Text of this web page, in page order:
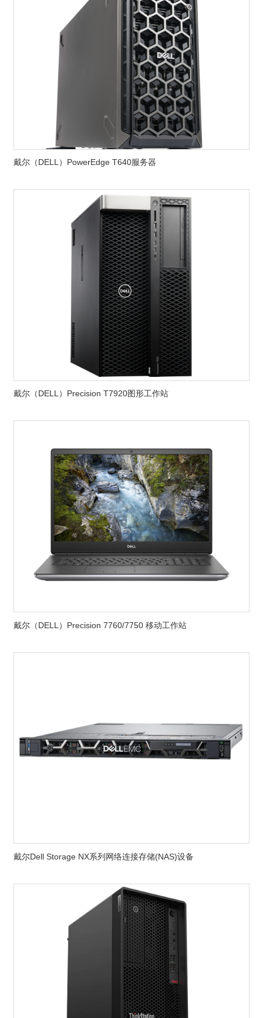
戴尔（DELL）PowerEdge T640服务器
戴尔（DELL）Precision T7920图形工作站
戴尔（DELL）Precision 7760/7750 移动工作站
戴尔Dell Storage NX系列网络连接存储(NAS)设备